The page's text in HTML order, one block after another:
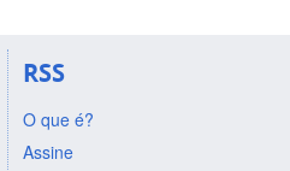
RSS
O que é?
Assine